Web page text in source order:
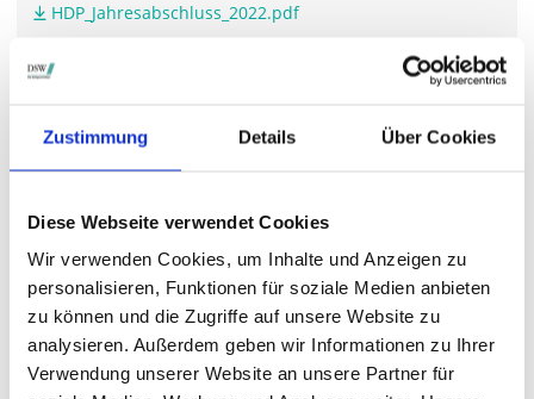
Zustimmung Details Über Cookies
Diese Webseite verwendet Cookies
Wir verwenden Cookies, um Inhalte und Anzeigen zu
personalisieren, Funktionen für soziale Medien anbieten
zu können und die Zugriffe auf unsere Website zu
analysieren. Außerdem geben wir Informationen zu Ihrer
Verwendung unserer Website an unsere Partner für
HDP_Jahresabschluss_2022.pdf
STIMMRECHTSVERTRETUNG DURCH DIE DSW
Die DSW vertritt Ihre Stimmrechteauf sämtlichen
wichtigen Hauptversammlungen in Deutschland.